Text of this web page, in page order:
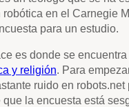
robótica en el Carnegie
para un estudio.
es donde se encuentra
y religión. Para
ruido en robots.net
que la encuesta está